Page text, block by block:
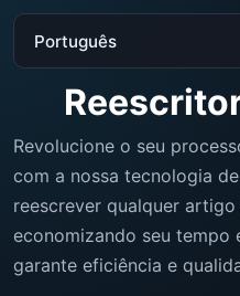
Revolucione o seu
com a nossa tecnologia
reescrever qualquer artigo
economizando seu tempo
garante eficiência e